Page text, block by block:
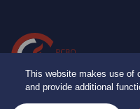
This website makes use of
and provide additional